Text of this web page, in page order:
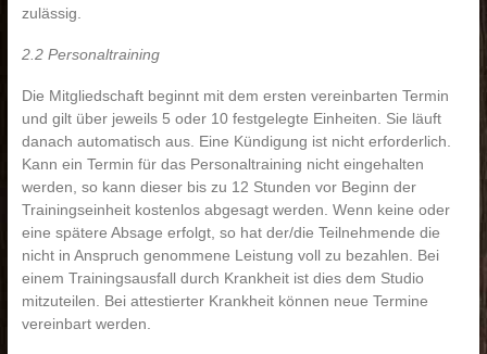
zulässig.
2.2 Personaltraining
Die Mitgliedschaft beginnt mit dem ersten vereinbarten Termin
und gilt über jeweils 5 oder 10 festgelegte Einheiten. Sie läuft
danach automatisch aus. Eine Kündigung ist nicht erforderlich.
Kann ein Termin für das Personaltraining nicht eingehalten
werden, so kann dieser bis zu 12 Stunden vor Beginn der
Trainingseinheit kostenlos abgesagt werden. Wenn keine oder
eine spätere Absage erfolgt, so hat der/die Teilnehmende die
nicht in Anspruch genommene Leistung voll zu bezahlen. Bei
einem Trainingsausfall durch Krankheit ist dies dem Studio
mitzuteilen. Bei attestierter Krankheit können neue Termine
vereinbart werden.